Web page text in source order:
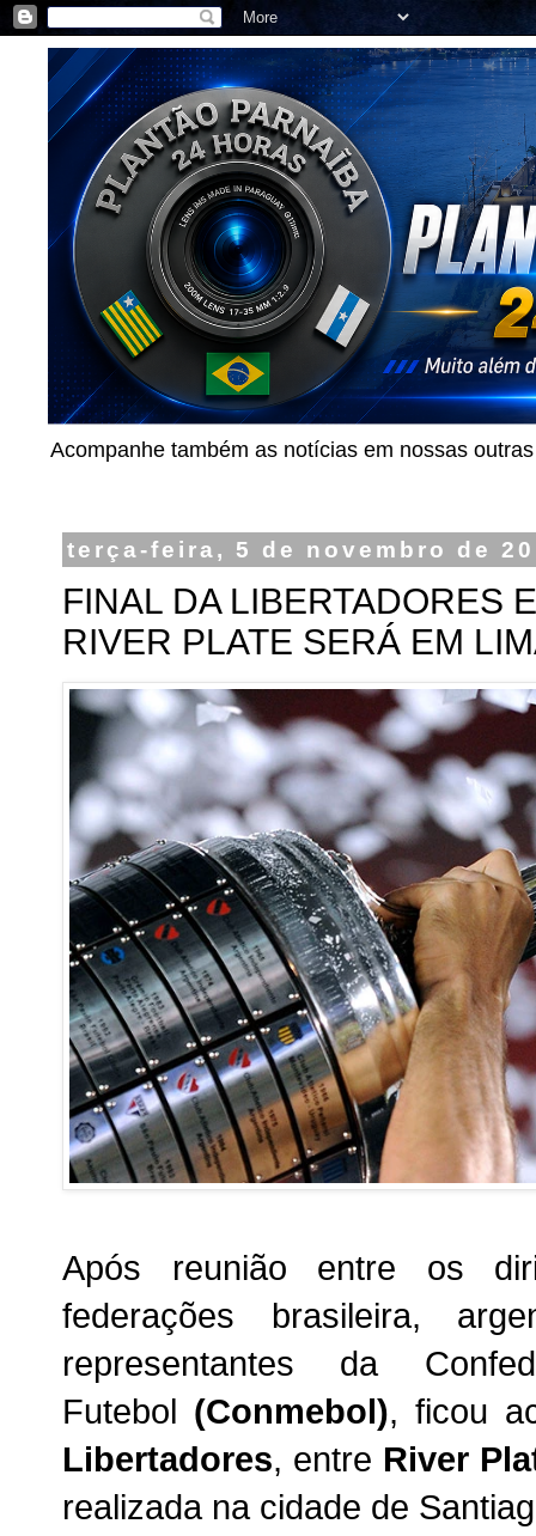
Acompanhe também as notícias em nossas
terça-feira, 5 de novembro de
FINAL DA LIBERTADORES
RIVER PLATE SERÁ EM
Após reunião entre os
federações brasileira,
representantes da
Futebol (Conmebol), ficou
Libertadores, entre River
realizada na cidade de